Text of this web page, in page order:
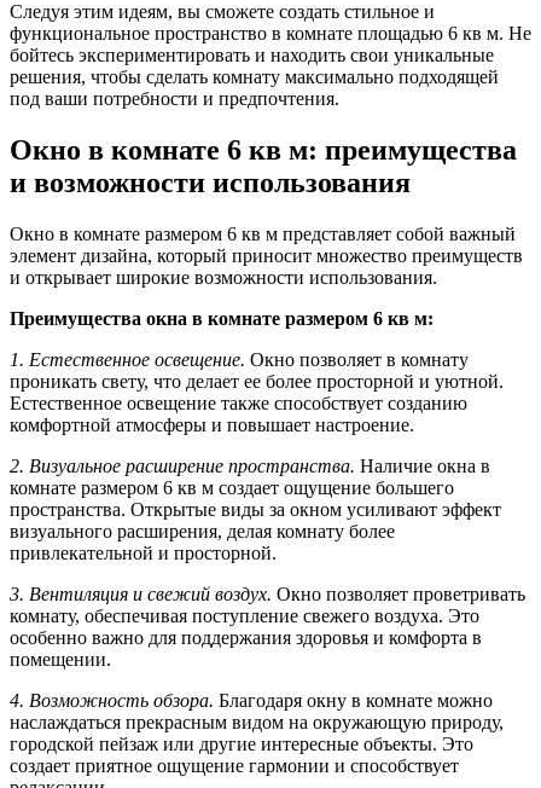
Следуя этим идеям, вы сможете создать стильное и
функциональное пространство в комнате площадью 6 кв м. Не
бойтесь экспериментировать и находить свои уникальные
решения, чтобы сделать комнату максимально подходящей
под ваши потребности и предпочтения.
Окно в комнате 6 кв м: преимущества
и возможности использования
Окно в комнате размером 6 кв м представляет собой важный
элемент дизайна, который приносит множество преимуществ
и открывает широкие возможности использования.
Преимущества окна в комнате размером 6 кв м:
1. Естественное освещение. Окно позволяет в комнату
проникать свету, что делает ее более просторной и уютной.
Естественное освещение также способствует созданию
комфортной атмосферы и повышает настроение.
2. Визуальное расширение пространства. Наличие окна в
комнате размером 6 кв м создает ощущение большего
пространства. Открытые виды за окном усиливают эффект
визуального расширения, делая комнату более
привлекательной и просторной.
3. Вентиляция и свежий воздух. Окно позволяет проветривать
комнату, обеспечивая поступление свежего воздуха. Это
особенно важно для поддержания здоровья и комфорта в
помещении.
4. Возможность обзора. Благодаря окну в комнате можно
наслаждаться прекрасным видом на окружающую природу,
городской пейзаж или другие интересные объекты. Это
создает приятное ощущение гармонии и способствует